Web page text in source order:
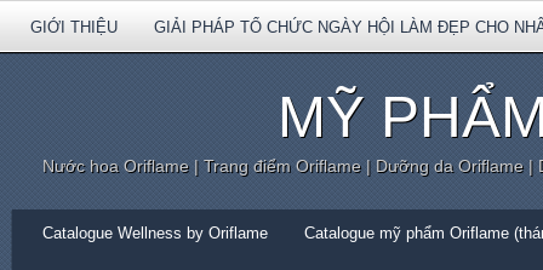
GIỚI THIỆU GIẢI PHÁP TỔ CHỨC NGÀY HỘI LÀM ĐẸP CHO
MỸ
Nước hoa Oriflame | Trang điểm Oriflame | Dưỡng da Oriflame
Catalogue Wellness by Oriflame Catalogue mỹ phẩm Oriflame